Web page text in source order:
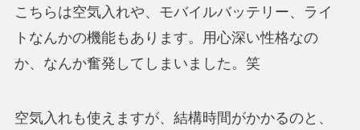
こちらは空気入れや、モバイルバッテリー、ライ
トなんかの機能もあります。用心深い性格なの
か、なんか奮発してしまいました。笑
空気入れも使えますが、結構時間がかかるのと、